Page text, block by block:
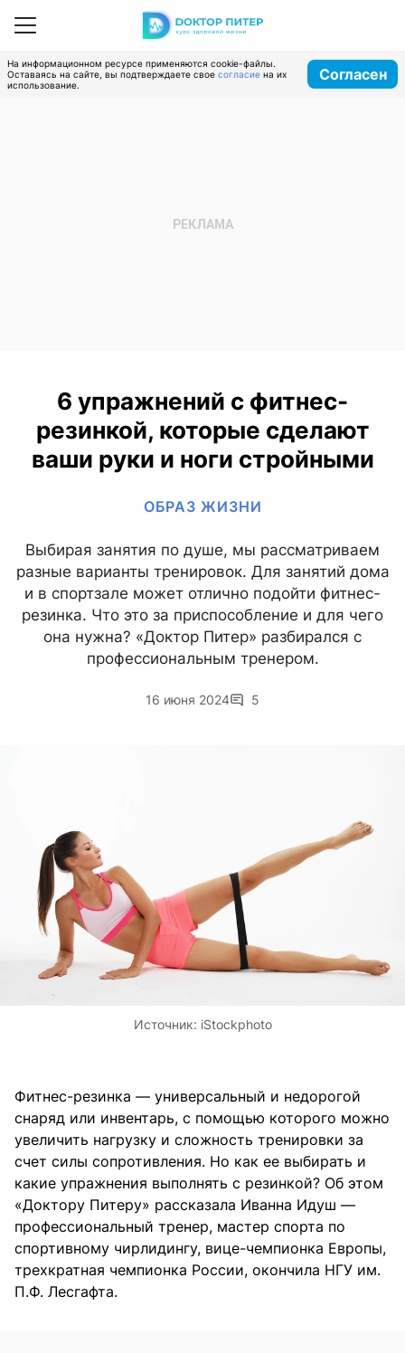
На информационном ресурсе применяются cookie-файлы.
Оставаясь на сайте, вы подтверждаете свое согласие на их
использование.
Согласен
6 упражнений с фитнес-
резинкой, которые сделают
ваши руки и ноги стройными
ОБРАЗ ЖИЗНИ
Выбирая занятия по душе, мы рассматриваем
разные варианты тренировок. Для занятий дома
и в спортзале может отлично подойти фитнес-
резинка. Что это за приспособление и для чего
она нужна? «Доктор Питер» разбирался с
профессиональным тренером.
16 июня 2024 5
Источник: iStockphoto
Фитнес-резинка — универсальный и недорогой
снаряд или инвентарь, с помощью которого можно
увеличить нагрузку и сложность тренировки за
счет силы сопротивления. Но как ее выбирать и
какие упражнения выполнять с резинкой? Об этом
«Доктору Питеру» рассказала Иванна Идуш —
профессиональный тренер, мастер спорта по
спортивному чирлидингу, вице-чемпионка Европы,
трехкратная чемпионка России, окончила НГУ им.
П.Ф. Лесгафта.